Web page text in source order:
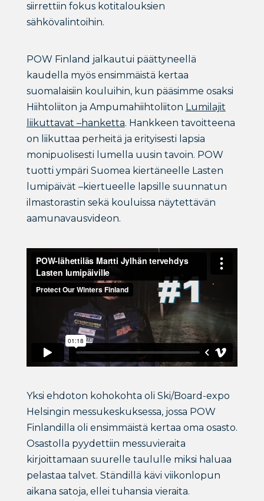
siirrettiin fokus kotitalouksien
sähkövalintoihin.
POW Finland jalkautui päättyneellä
kaudella myös ensimmäistä kertaa
suomalaisiin kouluihin, kun pääsimme osaksi
Hiihtoliiton ja Ampumahiihtoliiton Lumilajit
liikuttavat –hanketta. Hankkeen tavoitteena
on liikuttaa perheitä ja erityisesti lapsia
monipuolisesti lumella uusin tavoin. POW
tuotti ympäri Suomea kiertäneelle Lasten
lumipäivät –kiertueelle lapsille suunnatun
ilmastorastin sekä kouluissa näytettävän
aamunavausvideon.
Yksi ehdoton kohokohta oli Ski/Board-expo
Helsingin messukeskuksessa, jossa POW
Finlandilla oli ensimmäistä kertaa oma osasto.
Osastolla pyydettiin messuvieraita
kirjoittamaan suurelle taululle miksi haluaa
pelastaa talvet. Ständillä kävi viikonlopun
aikana satoja, ellei tuhansia vieraita.